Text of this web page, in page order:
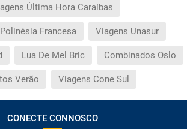
Última Hora Caraíbas
Francesa Viagens Unasur
Lua De Mel Bric Combinados Oslo
Verão Viagens Cone Sul
CONECTE CONNOSCO